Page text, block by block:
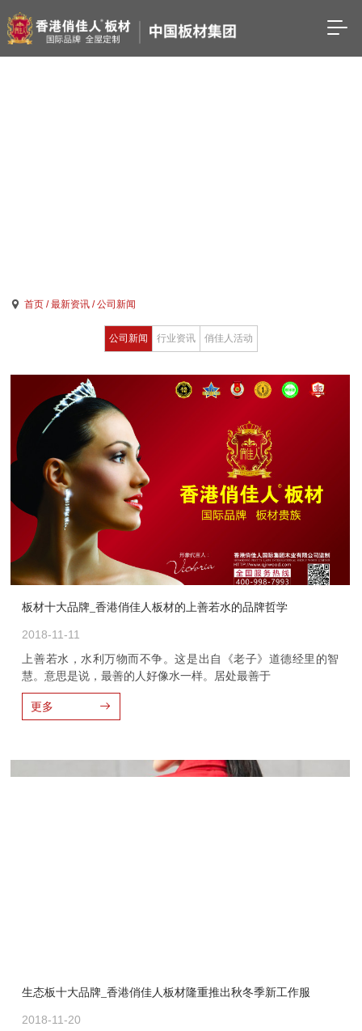
首页 / 最新资讯 / 公司新闻
公司新闻 行业资讯 俏佳人活动
板材十大品牌_香港俏佳人板材的上善若水的品牌哲学
2018-11-11
上善若水，水利万物而不争。这是出自《老子》道德经里的智
慧。意思是说，最善的人好像水一样。居处最善于
更多
生态板十大品牌_香港俏佳人板材隆重推出秋冬季新工作服
2018-11-20